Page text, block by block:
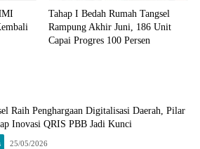
Tahap I Bedah Rumah Tangsel
Rampung Akhir Juni, 186 Unit
Capai Progres 100 Persen
Raih Penghargaan Digitalisasi Daerah, Pilar
Inovasi QRIS PBB Jadi Kunci
25/05/2026